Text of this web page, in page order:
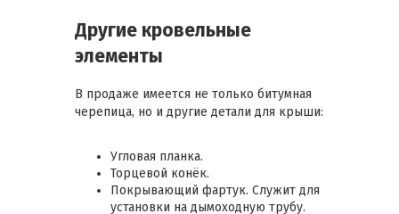
Другие кровельные
элементы
В продаже имеется не только битумная
черепица, но и другие детали для крыши:
Угловая планка.
Торцевой конёк.
Покрывающий фартук. Служит для
установки на дымоходную трубу.